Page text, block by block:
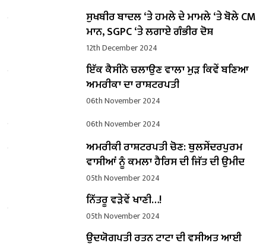
ਸੁਖਬੀਰ ਬਾਦਲ ‘ਤੇ ਹਮਲੇ ਦੇ ਮਾਮਲੇ ‘ਤੇ ਬੋਲੇ ​​CM
ਮਾਨ, SGPC ‘ਤੇ ਲਗਾਏ ਗੰਭੀਰ ਦੋਸ਼
12th December 2024
ਇੱਕ ਕੈਸੀਨੋ ਚਲਾਉਣ ਵਾਲਾ ਮੁੜ ਕਿਵੇਂ ਬਣਿਆ
ਅਮਰੀਕਾ ਦਾ ਰਾਸ਼ਟਰਪਤੀ
06th November 2024
06th November 2024
ਅਮਰੀਕੀ ਰਾਸ਼ਟਰਪਤੀ ਚੋਣ: ਥੁਲਸੇਂਦਰਪੁਰਮ
ਵਾਸੀਆਂ ਨੂੰ ਕਮਲਾ ਹੈਰਿਸ ਦੀ ਜਿੱਤ ਦੀ ਉਮੀਦ
05th November 2024
ਨਿੱਤਰੂ ਵੜੇਵੇਂ ਖਾਣੀ…!
05th November 2024
ਉਦਯੋਗਪਤੀ ਰਤਨ ਟਾਟਾ ਦੀ ਵਸੀਅਤ ਆਈ